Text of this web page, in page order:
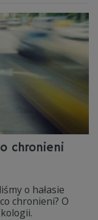
chronieni
o hałasie
chronieni? O